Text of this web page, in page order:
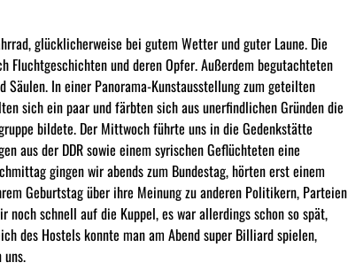
glücklicherweise bei gutem Wetter und guter Laune. Die
Fluchtgeschichten und deren Opfer. Außerdem begutachteten
In einer Panorama-Kunstausstellung zum geteilten
sich ein paar und färbten sich aus unerfindlichen Gründen die
bildete. Der Mittwoch führte uns in die Gedenkstätte
aus der DDR sowie einem syrischen Geflüchteten eine
gingen wir abends zum Bundestag, hörten erst einem
Geburtstag über ihre Meinung zu anderen Politikern, Parteien
schnell auf die Kuppel, es war allerdings schon so spät,
des Hostels konnte man am Abend super Billiard spielen,